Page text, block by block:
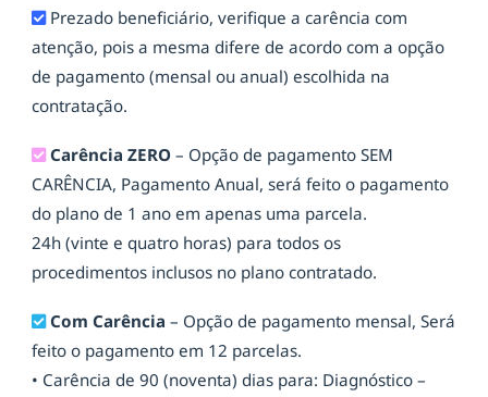
Prezado beneficiário, verifique a carência com
atenção, pois a mesma difere de acordo com a opção
de pagamento (mensal ou anual) escolhida na
contratação.
Carência ZERO – Opção de pagamento SEM
CARÊNCIA, Pagamento Anual, será feito o pagamento
do plano de 1 ano em apenas uma parcela.
24h (vinte e quatro horas) para todos os
procedimentos inclusos no plano contratado.
Com Carência – Opção de pagamento mensal, Será
feito o pagamento em 12 parcelas.
• Carência de 90 (noventa) dias para: Diagnóstico –